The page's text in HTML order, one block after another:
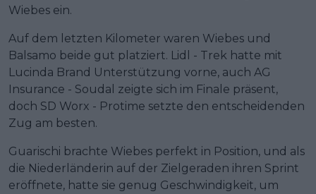
Wiebes ein.
Auf dem letzten Kilometer waren Wiebes und
Balsamo beide gut platziert. Lidl - Trek hatte mit
Lucinda Brand Unterstützung vorne, auch AG
Insurance - Soudal zeigte sich im Finale präsent,
doch SD Worx - Protime setzte den entscheidenden
Zug am besten.
Guarischi brachte Wiebes perfekt in Position, und als
die Niederländerin auf der Zielgeraden ihren Sprint
eröffnete, hatte sie genug Geschwindigkeit, um